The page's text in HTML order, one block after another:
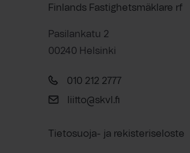
Finlands Fastighetsmäklare rf
Pasilankatu 2
00240 Helsinki
010 212 2777
liitto@skvl.fi
Tietosuoja- ja rekisteriseloste